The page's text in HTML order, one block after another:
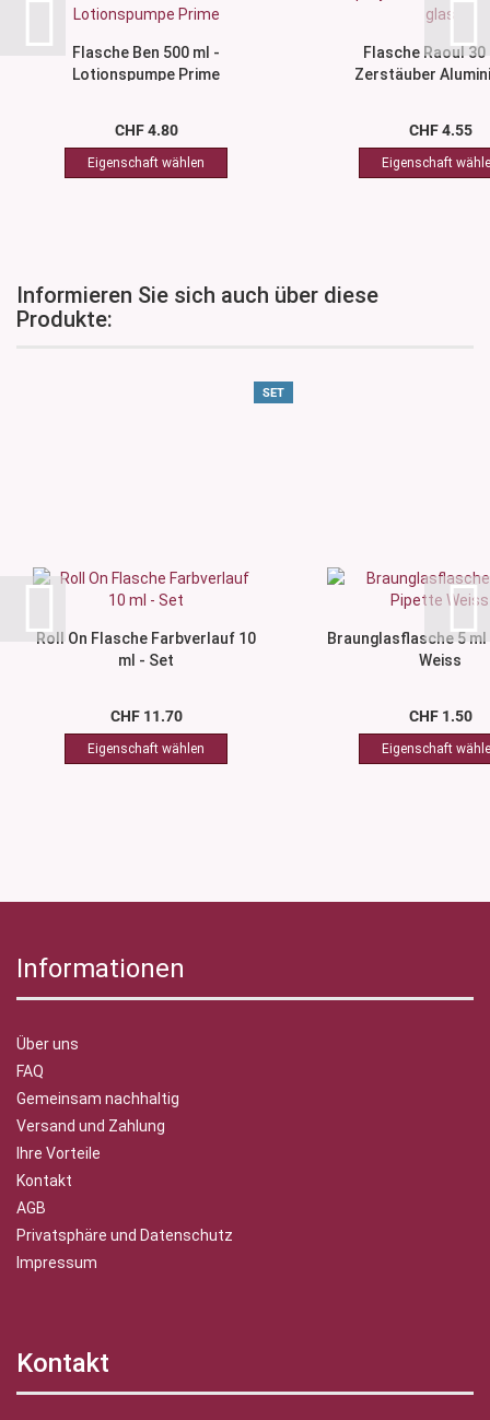
Flasche Ben 500 ml -
Lotionspumpe Prime
CHF 4.80
Flasche Raoul 30
Zerstäuber
CHF 4.55
Informieren Sie sich auch über diese
Produkte:
SET
Roll On Flasche Farbverlauf 10
ml - Set
CHF 11.70
Braunglasflasche 5
Weiss
CHF 1.50
Informationen
Über uns
FAQ
Gemeinsam nachhaltig
Versand und Zahlung
Ihre Vorteile
Kontakt
AGB
Privatsphäre und Datenschutz
Impressum
Kontakt